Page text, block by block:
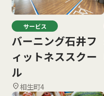
サービス
バーニング石井フ
ィットネススクー
ル
location_on相生町4